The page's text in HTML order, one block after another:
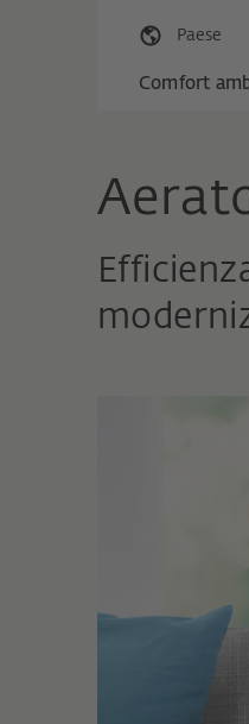
Paese
Comfort